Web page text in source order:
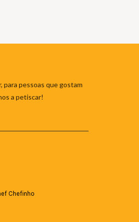
para pessoas que gostam
a petiscar!
Chefinho